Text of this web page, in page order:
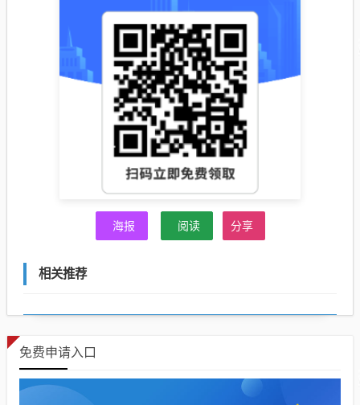
海报 阅读 分享
相关推荐
免费申请入口